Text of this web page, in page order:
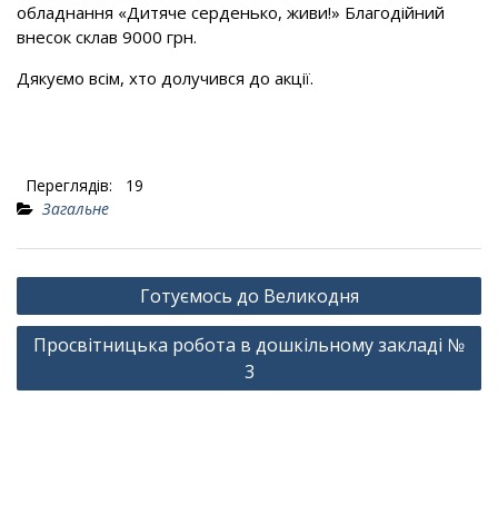
обладнання «Дитяче серденько, живи!» Благодійний
внесок склав 9000 грн.
Дякуємо всім, хто долучився до акції.
Переглядів:
19
Загальне
Навігація
записів
Готуємось до Великодня
Просвітницька робота в дошкільному закладі №
3